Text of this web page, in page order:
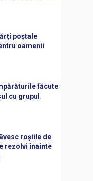
poștale
oamenii
făcute
cu grupul
roșiile de
rezolvi înainte